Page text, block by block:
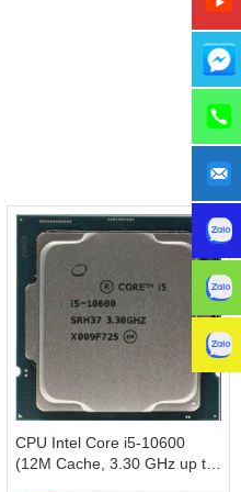
CPU Intel Core i5-10600
(12M Cache, 3.30 GHz up to